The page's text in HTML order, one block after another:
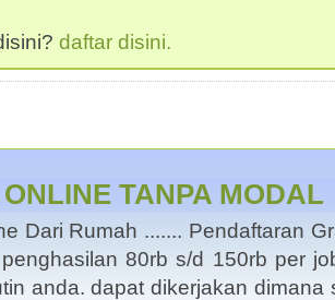
daftar disini.
TANPA MODAL
Dari Rumah ....... Pendaftaran
80rb s/d 150rb per
anda. dapat dikerjakan